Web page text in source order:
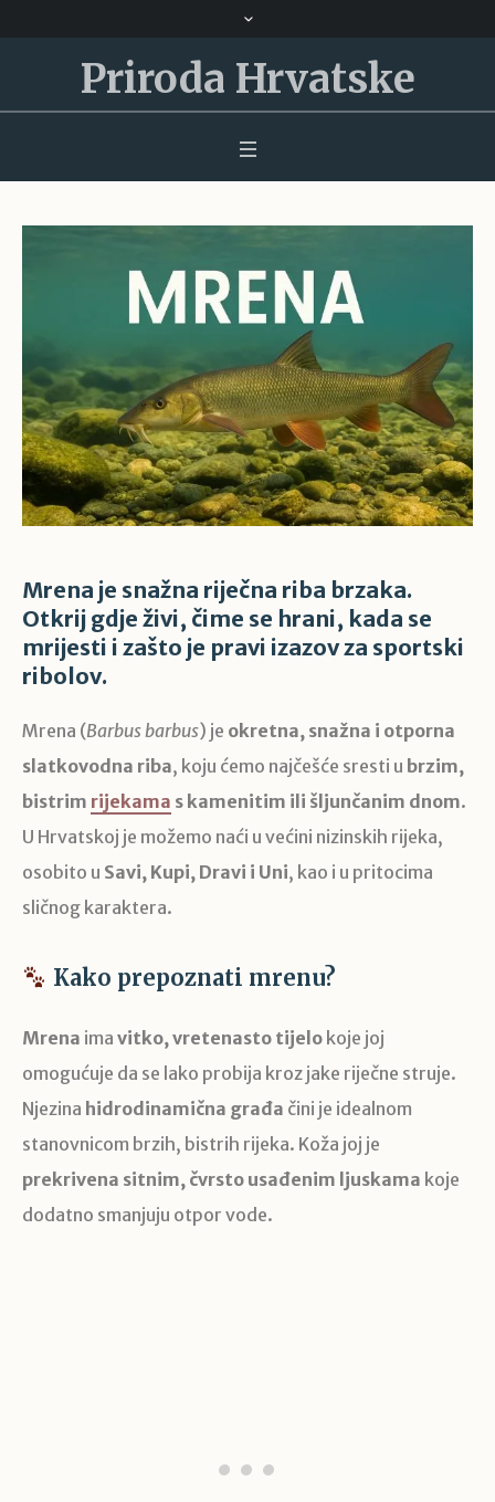
Priroda Hrvatske
Mrena je snažna riječna riba brzaka.
Otkrij gdje živi, čime se hrani, kada se
mrijesti i zašto je pravi izazov za sportski
ribolov.
Mrena (Barbus barbus) je okretna, snažna i otporna
slatkovodna riba, koju ćemo najčešće sresti u brzim,
bistrim rijekama s kamenitim ili šljunčanim dnom.
U Hrvatskoj je možemo naći u većini nizinskih rijeka,
osobito u Savi, Kupi, Dravi i Uni, kao i u pritocima
sličnog karaktera.
Kako prepoznati mrenu?
Mrena ima vitko, vretenasto tijelo koje joj
omogućuje da se lako probija kroz jake riječne struje.
Njezina hidrodinamična građa čini je idealnom
stanovnicom brzih, bistrih rijeka. Koža joj je
prekrivena sitnim, čvrsto usađenim ljuskama koje
dodatno smanjuju otpor vode.